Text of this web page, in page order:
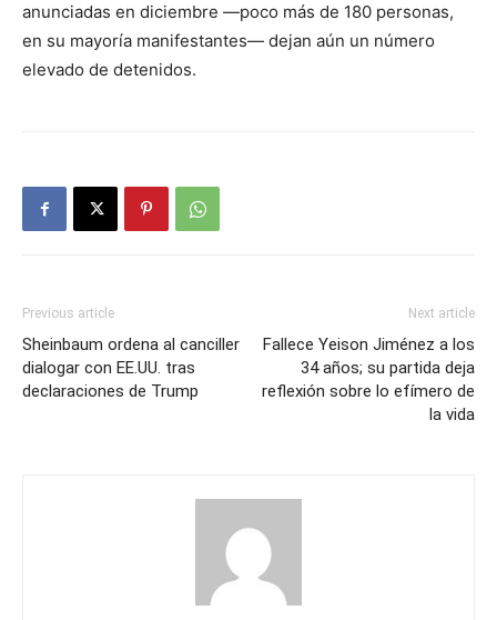
anunciadas en diciembre —poco más de 180 personas,
en su mayoría manifestantes— dejan aún un número
elevado de detenidos.
Previous article
Sheinbaum ordena al canciller
dialogar con EE.UU. tras
declaraciones de Trump
Next article
Fallece Yeison Jiménez a los
34 años; su partida deja
reflexión sobre lo efímero de
la vida